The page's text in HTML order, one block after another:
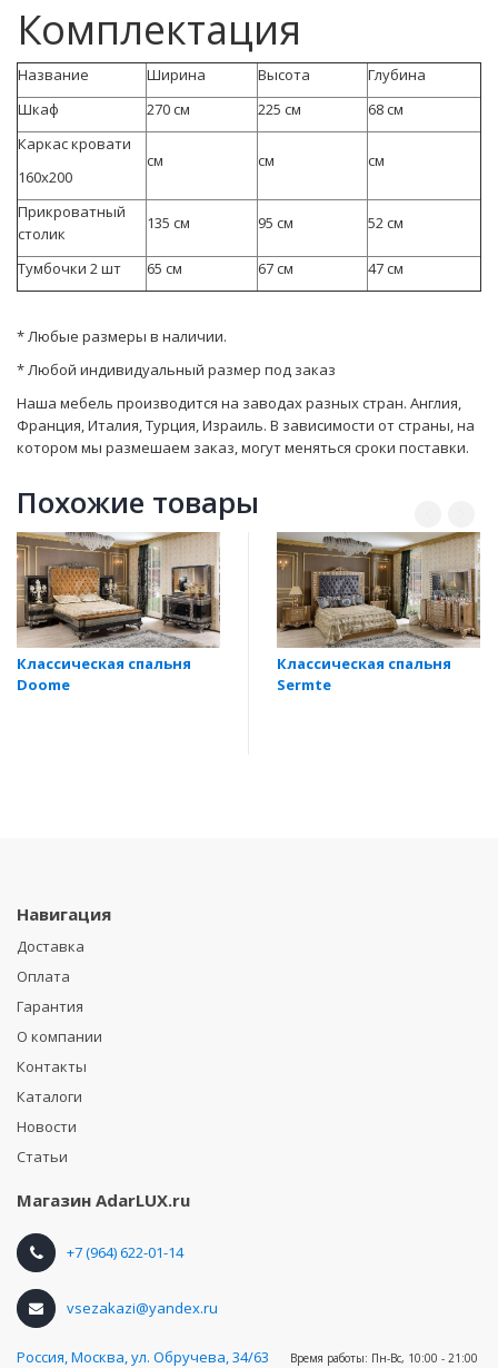
Комплектация
Название Ширина Высота
Глубина
Шкаф
270 см 225 см
68 см
Каркас кровати
160х200
см см см
Прикроватный
столик
135 см 95 см 52 см
Тумбочки 2 шт 65 см 67 см 47 см
* Любые размеры в наличии.
* Любой индивидуальный размер под заказ
Наша мебель производится на заводах разных стран. Англия,
Франция, Италия, Турция, Израиль. В зависимости от страны, на
котором мы размешаем заказ, могут мeняться сроки поставки.
Похожие товары
Классическая спальня
Doome
Классическая спальня
Sermte
Навигация
Доставка
Оплата
Гарантия
О компании
Контакты
Каталоги
Новости
Статьи
Магазин AdarLUX.ru
+7 (964) 622-01-14
vsezakazi@yandex.ru
Россия,Москва, ул. Обручева, 34/63 Время работы: Пн-Вс, 10:00 - 21:00